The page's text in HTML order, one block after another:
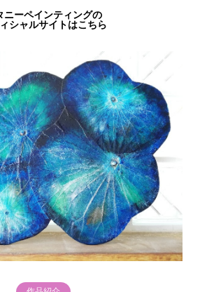
ニーペインティングの
シャルサイトはこちら